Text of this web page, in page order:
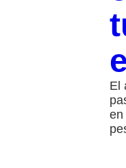
El
en